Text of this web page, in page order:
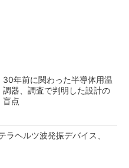
30年前に関わった半導体用温
調器、調査で判明した設計の
盲点
ラヘルツ波発振デバイス、